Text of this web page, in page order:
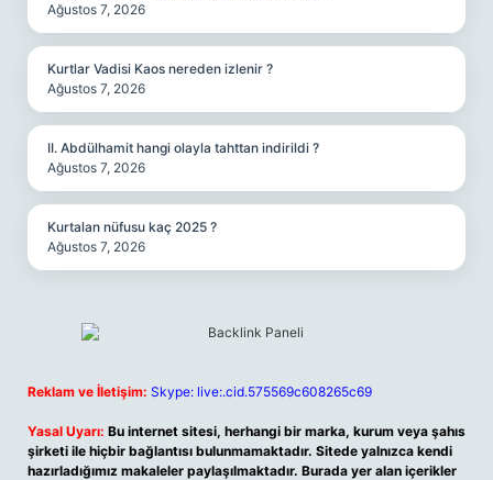
Ağustos 7, 2026
Kurtlar Vadisi Kaos nereden izlenir ?
Ağustos 7, 2026
II. Abdülhamit hangi olayla tahttan indirildi ?
Ağustos 7, 2026
Kurtalan nüfusu kaç 2025 ?
Ağustos 7, 2026
Reklam ve İletişim: Skype: live:.cid.575569c608265c69
Yasal Uyarı: Bu internet sitesi, herhangi bir marka, kurum veya şahıs
şirketi ile hiçbir bağlantısı bulunmamaktadır. Sitede yalnızca kendi
hazırladığımız makaleler paylaşılmaktadır. Burada yer alan içerikler